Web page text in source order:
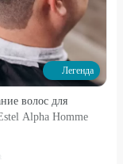
ПО
Легенда
волос для
Alpha Homme